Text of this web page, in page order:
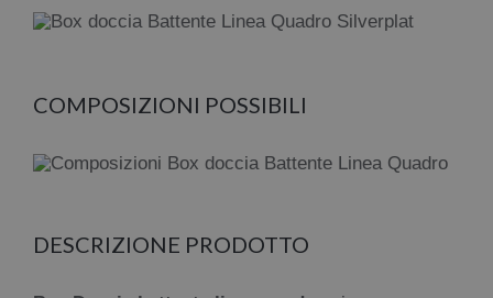
COMPOSIZIONI POSSIBILI
DESCRIZIONE PRODOTTO